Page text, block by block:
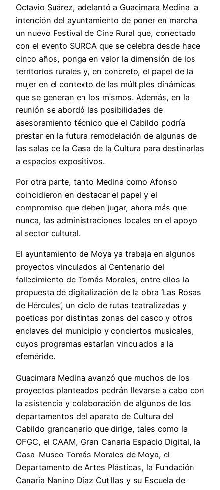
Octavio Suárez, adelantó a Guacimara Medina la
intención del ayuntamiento de poner en marcha
un nuevo Festival de Cine Rural que, conectado
con el evento SURCA que se celebra desde hace
cinco años, ponga en valor la dimensión de los
territorios rurales y, en concreto, el papel de la
mujer en el contexto de las múltiples dinámicas
que se generan en los mismos. Además, en la
reunión se abordó las posibilidades de
asesoramiento técnico que el Cabildo podría
prestar en la futura remodelación de algunas de
las salas de la Casa de la Cultura para destinarlas
a espacios expositivos.
Por otra parte, tanto Medina como Afonso
coincidieron en destacar el papel y el
compromiso que deben jugar, ahora más que
nunca, las administraciones locales en el apoyo
al sector cultural.
El ayuntamiento de Moya ya trabaja en algunos
proyectos vinculados al Centenario del
fallecimiento de Tomás Morales, entre ellos la
propuesta de digitalización de la obra ‘Las Rosas
de Hércules’, un ciclo de rutas teatralizadas y
poéticas por distintas zonas del casco y otros
enclaves del municipio y conciertos musicales,
cuyos programas estarían vinculados a la
efeméride.
Guacimara Medina avanzó que muchos de los
proyectos planteados podrán llevarse a cabo con
la asistencia y colaboración de algunos de los
departamentos del aparato de Cultura del
Cabildo grancanario que dirige, tales como la
OFGC, el CAAM, Gran Canaria Espacio Digital, la
Casa-Museo Tomás Morales de Moya, el
Departamento de Artes Plásticas, la Fundación
Canaria Nanino Díaz Cutillas y su Escuela de